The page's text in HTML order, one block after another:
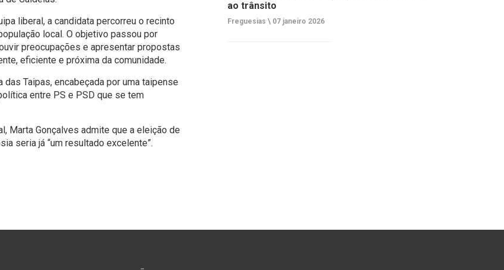
liberal, a candidata percorreu o recinto
local. O objetivo passou por
preocupações e apresentar propostas
eficiente e próxima da comunidade.
Taipas, encabeçada por uma taipense
entre PS e PSD que se tem
Marta Gonçalves admite que a eleição de
seria já “um resultado excelente”.
ao trânsito
Freguesias \ 07 janeiro 2026